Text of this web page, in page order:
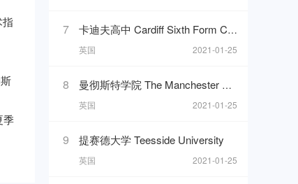
季
7 卡迪夫高中 Cardiff Sixth Form College
英国 2021-01-25
8 曼彻斯特学院 The Manchester College
英国 2021-01-25
9 提赛德大学 Teesside University
英国 2021-01-25